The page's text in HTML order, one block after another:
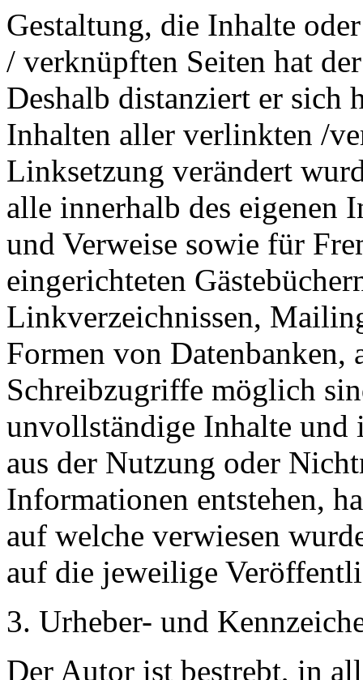
Gestaltung, die Inhalte
/ verknüpften Seiten hat
Deshalb distanziert er
Inhalten aller verlinkten /
Linksetzung verändert
alle innerhalb des eigenen
und Verweise sowie für
eingerichteten
Linkverzeichnissen,
Formen von Datenbanken,
Schreibzugriffe möglich
unvollständige Inhalte und
aus der Nutzung oder
Informationen entstehen,
auf welche verwiesen
auf die jeweilige
3. Urheber- und
Der Autor ist bestrebt, in